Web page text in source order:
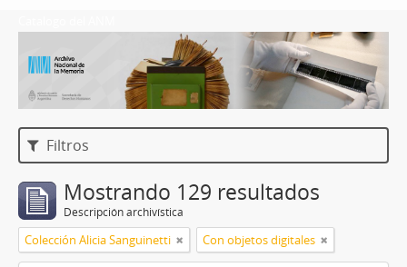
Filtros
Mostrando 129 resultados
Descripción archivística
Colección Alicia Sanguinetti Con objetos digitales